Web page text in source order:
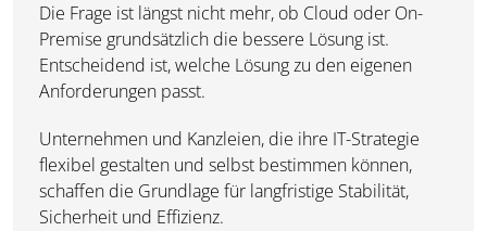
Die Frage ist längst nicht mehr, ob Cloud oder On-
Premise grundsätzlich die bessere Lösung ist.
Entscheidend ist, welche Lösung zu den eigenen
Anforderungen passt.
Unternehmen und Kanzleien, die ihre IT-Strategie
flexibel gestalten und selbst bestimmen können,
schaffen die Grundlage für langfristige Stabilität,
Sicherheit und Effizienz.